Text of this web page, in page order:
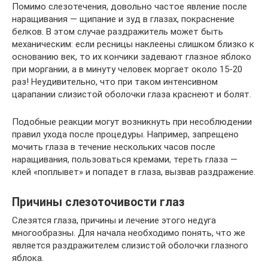
Помимо слезотечения, довольно частое явление после
наращивания — щипание и зуд в глазах, покраснение
белков. В этом случае раздражитель может быть
механическим: если ресницы наклеены слишком близко к
основанию век, то их кончики задевают глазное яблоко
при моргании, а в минуту человек моргает около 15-20
раз! Неудивительно, что при таком интенсивном
царапании слизистой оболочки глаза краснеют и болят.
Подобные реакции могут возникнуть при несоблюдении
правил ухода после процедуры. Например, запрещено
мочить глаза в течение нескольких часов после
наращивания, пользоваться кремами, тереть глаза —
клей «поплывет» и попадет в глаза, вызвав раздражение.
Причины слезоточивости глаз
Слезятся глаза, причины и лечение этого недуга
многообразны. Для начала необходимо понять, что же
является раздражителем слизистой оболочки глазного
яблока.